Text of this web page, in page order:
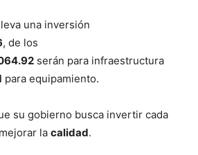
una inversión
, de los
serán para infraestructura
para equipamiento.
su gobierno busca invertir cada
la calidad.